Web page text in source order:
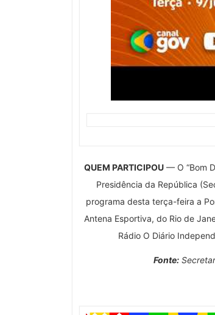
QUEM PARTICIPOU — O “Bom
Presidência da República
programa desta terça-feira a
Antena Esportiva, do Rio de
Rádio O Diário
Fonte: